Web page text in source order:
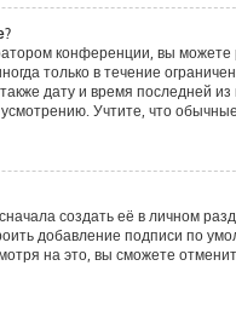
конференции, вы
только в течение
дату и время последней
Учтите, что
создать её в личном
добавление подписи по
на это, вы сможете